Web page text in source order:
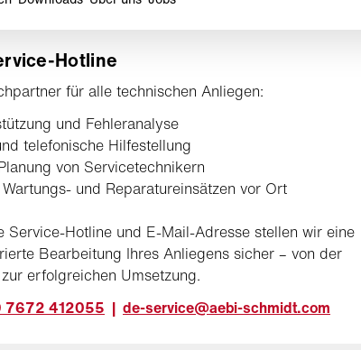
Hotline
für alle technischen Anliegen:
und Fehleranalyse
telefonische Hilfestellung
von Servicetechnikern
und Reparatureinsätzen vor Ort
Service-Hotline und E-Mail-Adresse stellen wir eine
Bearbeitung Ihres Anliegens sicher – von der
erfolgreichen Umsetzung.
7672 412055 | de-service@aebi-schmidt.com